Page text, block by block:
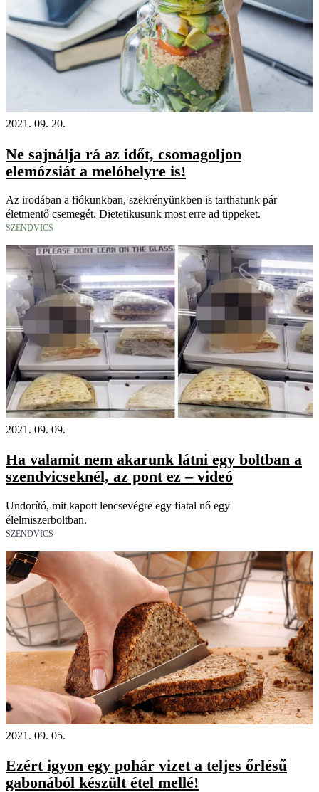
2021. 09. 20.
Ne sajnálja rá az időt, csomagoljon
elemózsiát a melóhelyre is!
Az irodában a fiókunkban, szekrényünkben is tarthatunk pár
életmentő csemegét. Dietetikusunk most erre ad tippeket.
SZENDVICS
2021. 09. 09.
Ha valamit nem akarunk látni egy boltban a
szendvicseknél, az pont ez – videó
Undorító, mit kapott lencsevégre egy fiatal nő egy
élelmiszerboltban.
SZENDVICS
2021. 09. 05.
Ezért igyon egy pohár vizet a teljes őrlésű
gabonából készült étel mellé!